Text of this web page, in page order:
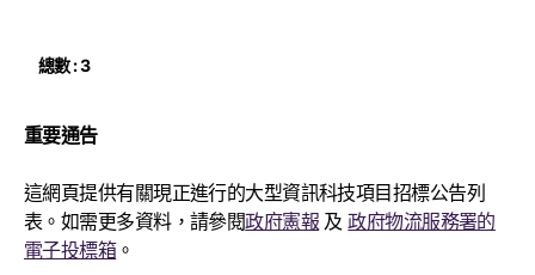
總數 : 3
重要通告
這網頁提供有關現正進行的大型資訊科技項目招標公告列
表。如需更多資料，請參閱政府憲報 及政府物流服務署的
電子投標箱。